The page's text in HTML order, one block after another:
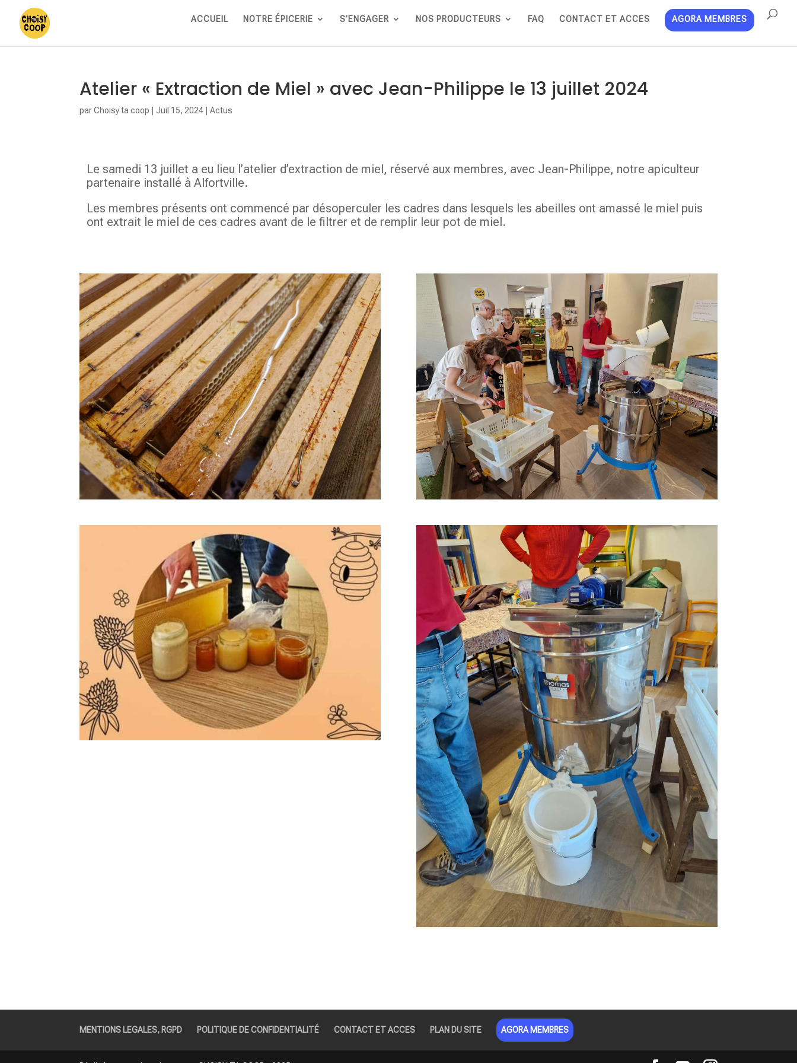
ACCUEIL NOTRE ÉPICERIE S’ENGAGER NOS PRODUCTEURS FAQ CONTACT ET ACCES AGORA MEMBRES
Atelier « Extraction de Miel » avec Jean-Philippe le 13 juillet 2024
parChoisy ta coop Juil 15, 2024 |Actus
Le samedi 13 juillet a eu lieu l’atelier d’extraction de miel, réservé aux membres, avec Jean-Philippe, notre apiculteur
partenaire installé à Alfortville.
Les membres présents ont commencé par désoperculer les cadres dans lesquels les abeilles ont amassé le miel puis
ont extrait le miel de ces cadres avant de le filtrer et de remplir leur pot de miel.
MENTIONS LEGALES, RGPD POLITIQUE DE CONFIDENTIALITÉ CONTACT ET ACCES PLAN DU SITE AGORA MEMBRES